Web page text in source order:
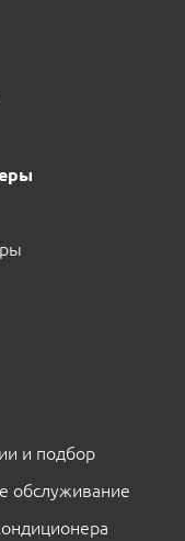
и подбор
обслуживание